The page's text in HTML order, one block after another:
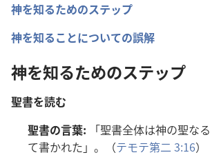
神を知るためのステップ
神を知ることについての誤解
神を知るためのステップ
聖書を読む
聖書の言葉: 「聖書全体は神の聖なる
て書かれた」。（テモテ第二 3:16）